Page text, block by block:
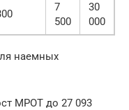
7
500
30
000
наемных
МРОТ до 27 093